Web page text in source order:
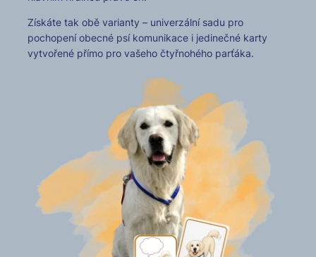
Získáte tak obě vari­anty – uni­verzál­ní sadu pro
pochopení obec­né psí komu­nikace i jedinečné kar­ty
vytvořené pří­mo pro vaše­ho čtyřno­hého parťá­ka.